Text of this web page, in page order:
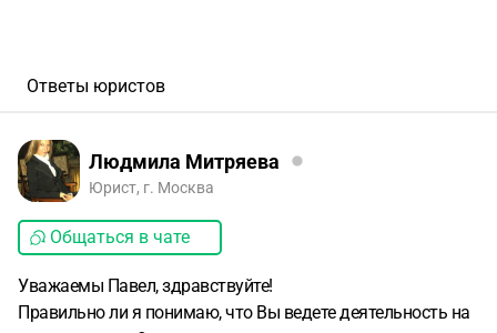
Ответы юристов
Людмила Митряева
Юрист, г. Москва
Общаться в чате
Уважаемы Павел, здравствуйте!
Правильно ли я понимаю, что Вы ведете деятельность на